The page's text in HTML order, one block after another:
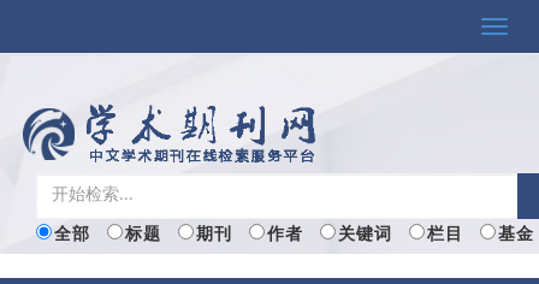
Toggle
全部 标题 期刊 作者 关键词 栏目 基金